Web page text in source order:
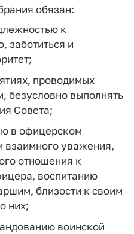
обязан:
к
заботиться и
проводимых
безусловно выполнять
Совета;
в офицерском
взаимного уважения,
отношения к
воспитанию
близости к своим
них;
воинской